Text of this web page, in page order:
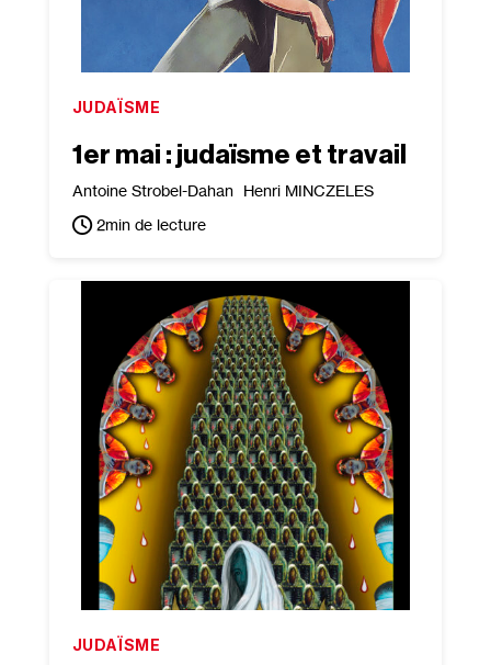
JUDAÏSME
1er mai : judaïsme et travail
Antoine Strobel-Dahan
Henri MINCZELES
2min de lecture
JUDAÏSME